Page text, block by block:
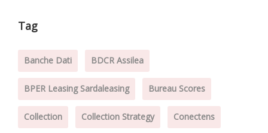
Tag
Banche Dati BDCR Assilea
BPER Leasing Sardaleasing Bureau Scores
Collection Collection Strategy Conectens